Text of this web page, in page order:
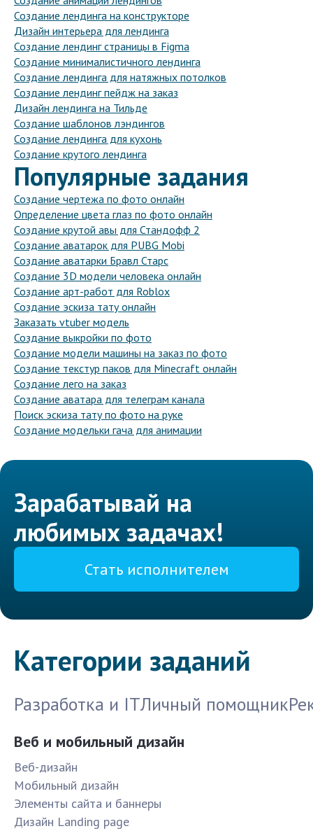
Создание лендинга на конструкторе
Дизайн интерьера для лендинга
Создание лендинг страницы в Figma
Создание минималистичного лендинга
Создание лендинга для натяжных потолков
Создание лендинг пейдж на заказ
Дизайн лендинга на Тильде
Создание шаблонов лэндингов
Создание лендинга для кухонь
Создание крутого лендинга
Популярные задания
Создание чертежа по фото онлайн
Определение цвета глаз по фото онлайн
Создание крутой авы для Стандофф 2
Создание аватарок для PUBG Mobi
Создание аватарки Бравл Старс
Создание 3D модели человека онлайн
Создание арт-работ для Roblox
Создание эскиза тату онлайн
Заказать vtuber модель
Создание выкройки по фото
Создание модели машины на заказ по фото
Создание текстур паков для Minecraft онлайн
Создание лего на заказ
Создание аватара для телеграм канала
Поиск эскиза тату по фото на руке
Создание модельки гача для анимации
Зарабатывай на
любимых задачах!
Стать исполнителем
Категории заданий
Разработка и ITЛичный помощник
Веб и мобильный дизайн
Веб-дизайн
Мобильный дизайн
Элементы сайта и баннеры
Дизайн Landing page